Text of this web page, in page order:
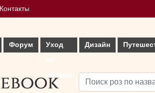
Контакты
Форум
Уход
Дизайн